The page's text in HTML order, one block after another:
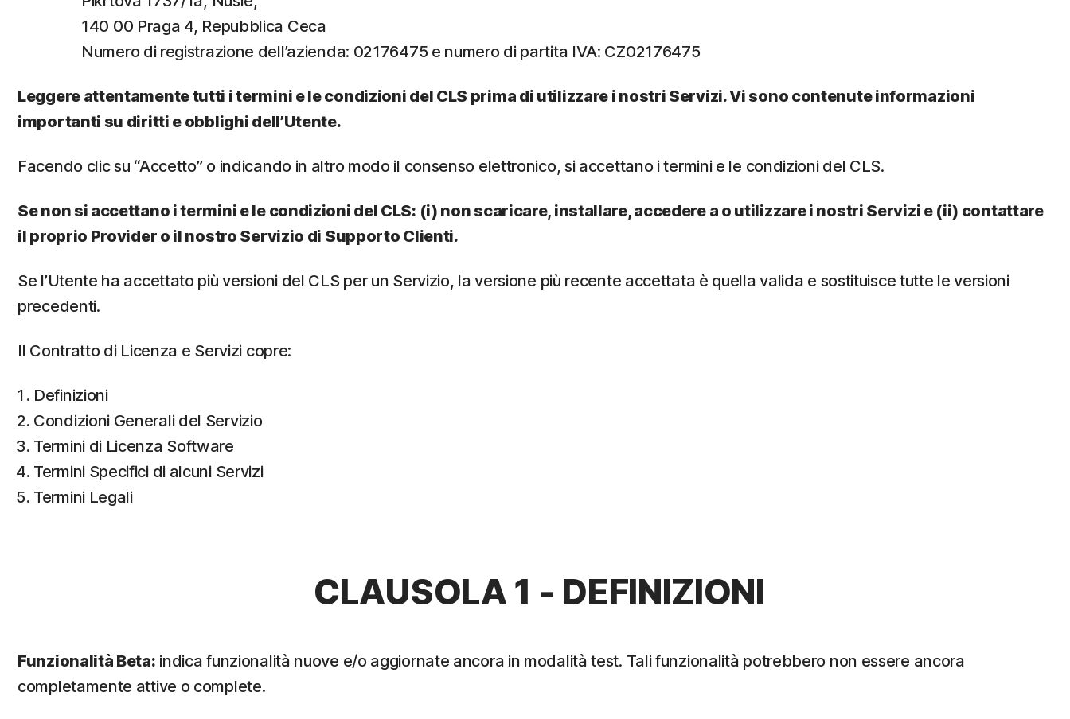
140 00 Praga 4, Repubblica Ceca
Numero di registrazione dell’azienda: 02176475 e numero di partita IVA: CZ02176475
Leggere attentamente tutti i termini e le condizioni del CLS prima di utilizzare i nostri Servizi. Vi sono contenute informazioni
importanti su diritti e obblighi dell’Utente.
Facendo clic su “Accetto” o indicando in altro modo il consenso elettronico, si accettano i termini e le condizioni del CLS.
Se non si accettano i termini e le condizioni del CLS: (i) non scaricare, installare, accedere a o utilizzare i nostri Servizi e (ii) contattare
il proprio Provider o il nostro Servizio di Supporto Clienti.
Se l’Utente ha accettato più versioni del CLS per un Servizio, la versione più recente accettata è quella valida e sostituisce tutte le versioni
precedenti.
Il Contratto di Licenza e Servizi copre:
Definizioni
Condizioni Generali del Servizio
Termini di Licenza Software
Termini Specifici di alcuni Servizi
Termini Legali
CLAUSOLA 1 - DEFINIZIONI
Funzionalità Beta: indica funzionalità nuove e/o aggiornate ancora in modalità test. Tali funzionalità potrebbero non essere ancora
completamente attive o complete.